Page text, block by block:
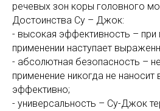
речевых зон коры головного
Достоинства Су – Джок:
- высокая эффективность – при
применении наступает
- абсолютная безопасность –
применение никогда не
эффективно;
- универсальность – Су-Джок